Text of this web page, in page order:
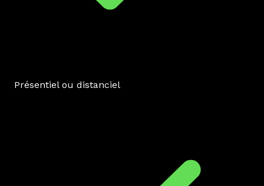
Présentiel ou distanciel